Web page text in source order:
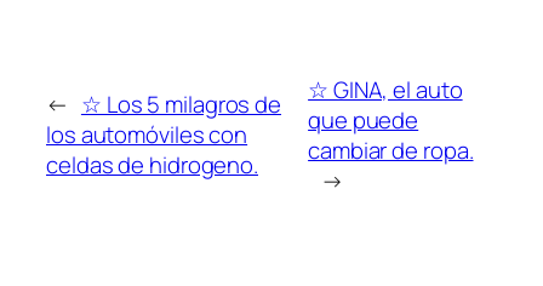
← ☆ Los 5 milagros de
los automóviles con
celdas de hidrogeno.
☆ GINA, el auto
que puede
cambiar de ropa.
→